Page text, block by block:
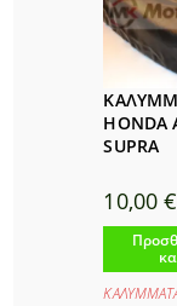
HONDA
SUPRA
10,00€